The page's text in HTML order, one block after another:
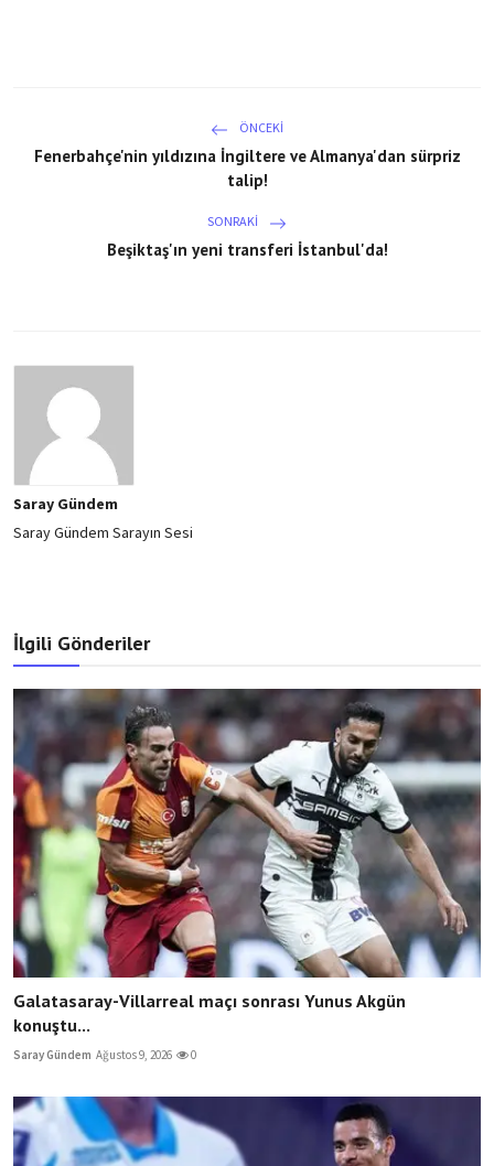
ÖNCEKI
Fenerbahçe'nin yıldızına İngiltere ve Almanya'dan sürpriz
talip!
SONRAKI
Beşiktaş'ın yeni transferi İstanbul'da!
Saray Gündem
Saray Gündem Sarayın Sesi
İlgili Gönderiler
Galatasaray-Villarreal maçı sonrası Yunus Akgün
konuştu...
Saray Gündem Ağustos 9, 2026 0